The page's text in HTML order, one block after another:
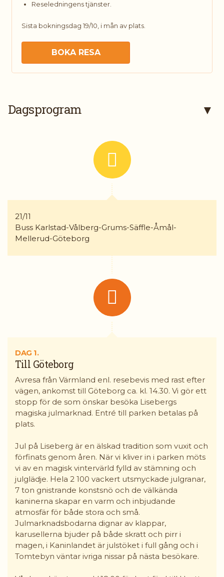
Reseledningens tjänster.
Sista bokningsdag 19/10, i mån av plats.
BOKA RESA
Måndag - Fredag
054-18 72 50
070-545 46 22
karlstad@gruppresor.se
Facebook:
Gruppresor
Instagram:
GRUPPRESOR AB
Norra Strandgatan 1
652 24
KARLSTAD
Dagsprogram
21/11
Buss Karlstad-Vålberg-Grums-Säffle-Åmål-
Mellerud-Göteborg
DAG 1.
Till Göteborg
Avresa från Värmland enl. resebevis med rast efter
vägen, ankomst till Göteborg ca. kl. 14.30. Vi gör ett
stopp för de som önskar besöka Lisebergs
magiska julmarknad. Entré till parken betalas på
plats.
Jul på Liseberg är en älskad tradition som vuxit och
förfinats genom åren. När vi kliver in i parken möts
vi av en magisk vintervärld fylld av stämning och
julglädje. Hela 2 100 vackert utsmyckade julgranar,
7 ton gnistrande konstsnö och de välkända
kaninerna skapar en varm och inbjudande
atmosfär för både stora och små.
Julmarknadsbodarna dignar av klappar,
karusellerna bjuder på både skratt och pirr i
magen, i Kaninlandet är julstöket i full gång och i
Tomtebyn väntar ivriga nissar på nästa besökare.